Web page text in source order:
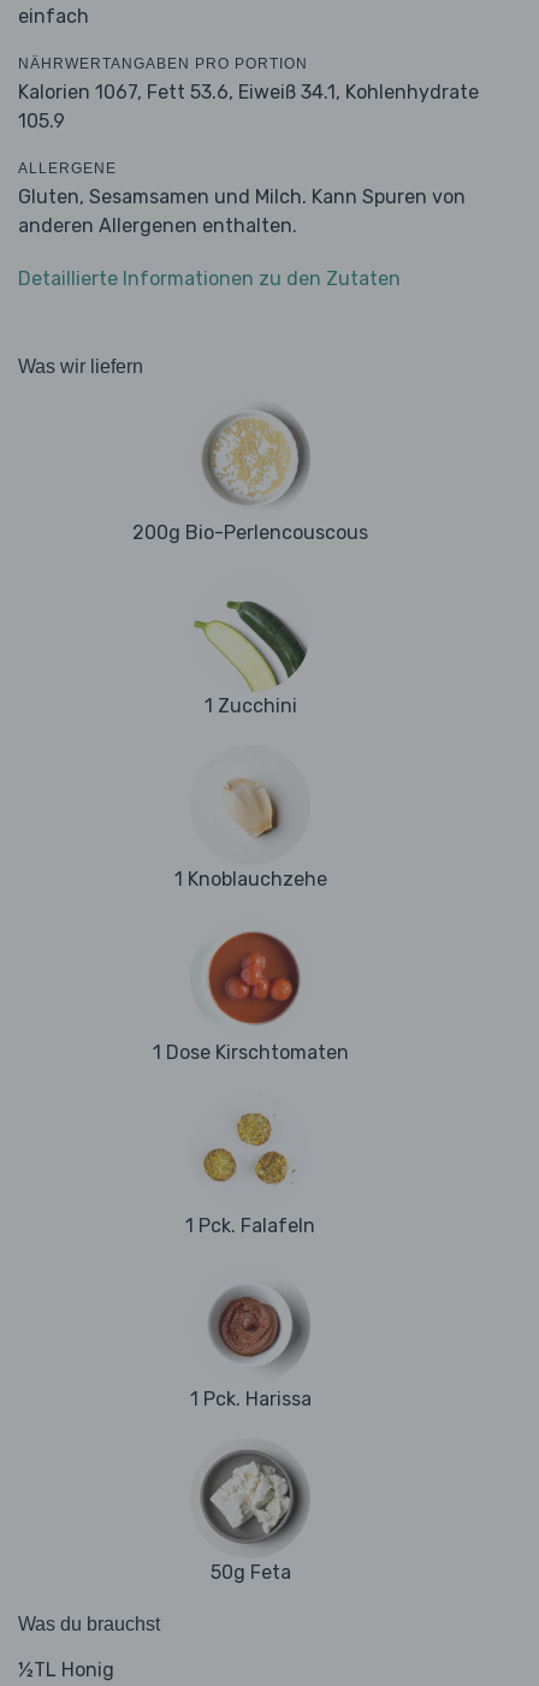
einfach
NÄHRWERTANGABEN PRO PORTION
Kalorien 1067, Fett 53.6, Eiweiß 34.1, Kohlenhydrate
105.9
ALLERGENE
Gluten, Sesamsamen und Milch. Kann Spuren von
anderen Allergenen enthalten.
Detaillierte Informationen zu den Zutaten
Was wir liefern
200g Bio-Perlencouscous
1 Zucchini
1 Knoblauchzehe
1 Dose Kirschtomaten
1 Pck. Falafeln
1 Pck. Harissa
50g Feta
Was du brauchst
½TL Honig